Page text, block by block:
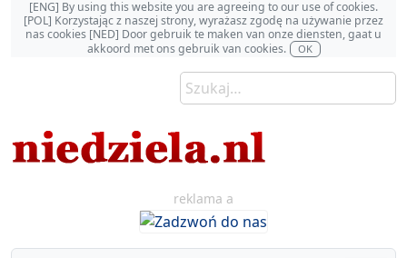
[ENG] By using this website you are agreeing to our use of cookies.
[POL] Korzystając z naszej strony, wyrażasz zgodę na używanie przez
nas cookies [NED] Door gebruik te maken van onze diensten, gaat u
akkoord met ons gebruik van cookies.
OK
reklama a